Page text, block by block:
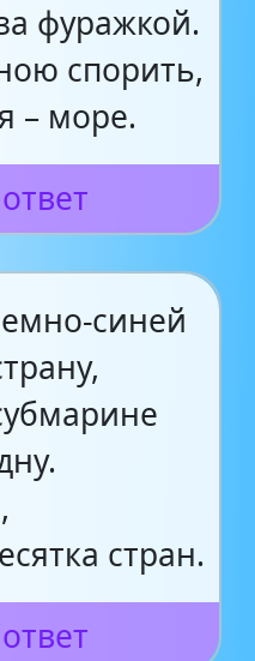
фуражкой.
спорить,
– море.
синей
стран.